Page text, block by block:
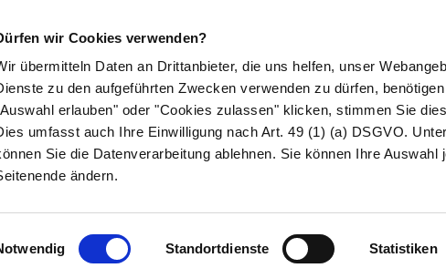
wir Cookies verwenden?
übermitteln Daten an Drittanbieter, die uns helfen, unser
zu den aufgeführten Zwecken verwenden zu dürfen,
erlauben" oder "Cookies zulassen" klicken, stimmen Sie
umfasst auch Ihre Einwilligung nach Art. 49 (1) (a) DSGVO.
Sie die Datenverarbeitung ablehnen. Sie können Ihre Auswahl
ändern.
Einwilligungsauswahl
Standortdienste Statistiken
Therapie Medikamente Naturheilkunde Eltern